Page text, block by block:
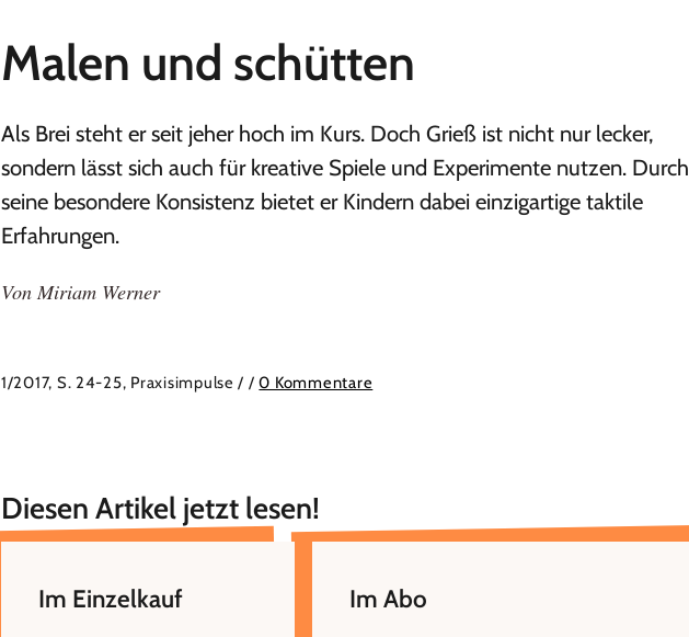
:
Malen und schütten
Als Brei steht er seit jeher hoch im Kurs. Doch Grieß ist nicht nur lecker,
sondern lässt sich auch für kreative Spiele und Experimente nutzen. Durch
seine besondere Konsistenz bietet er Kindern dabei einzigartige taktile
Erfahrungen.
Von Miriam Werner
1/2017, S. 24-25, Praxisimpulse / /0 Kommentare
Diesen Artikel jetzt lesen!
Im Einzelkauf Im Abo